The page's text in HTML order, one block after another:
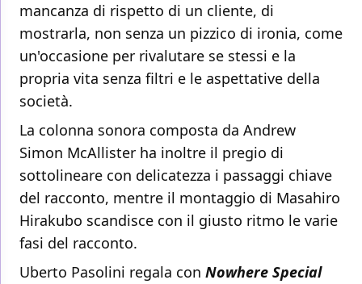
mancanza di rispetto di un cliente, di
mostrarla, non senza un pizzico di ironia, come
un'occasione per rivalutare se stessi e la
propria vita senza filtri e le aspettative della
società.
La colonna sonora composta da Andrew
Simon McAllister ha inoltre il pregio di
sottolineare con delicatezza i passaggi chiave
del racconto, mentre il montaggio di Masahiro
Hirakubo scandisce con il giusto ritmo le varie
fasi del racconto.
Uberto Pasolini regala con Nowhere Special